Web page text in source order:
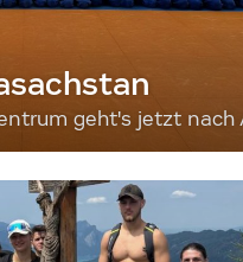
geht's jetzt nach